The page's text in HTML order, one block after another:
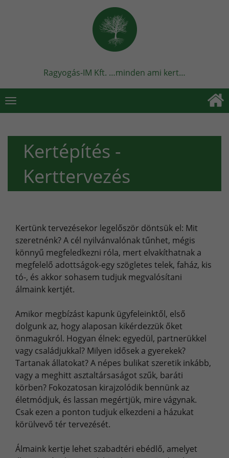
Ragyogás-IM Kft. …minden ami kert…
Toggle
navigation
Kertépítés -
Kerttervezés
Kertünk tervezésekor legelőször döntsük el: Mit
szeretnénk? A cél nyilvánvalónak tűnhet, mégis
könnyű megfeledkezni róla, mert elvakíthatnak a
megfelelő adottságok-egy szögletes telek, faház, kis
tó-, és akkor sohasem tudjuk megvalósítani
álmaink kertjét.
Amikor megbízást kapunk ügyfeleinktől, első
dolgunk az, hogy alaposan kikérdezzük őket
önmagukról. Hogyan élnek: egyedül, partnerükkel
vagy családjukkal? Milyen idősek a gyerekek?
Tartanak állatokat? A népes bulikat szeretik inkább,
vagy a meghitt asztaltársaságot szűk, baráti
körben? Fokozatosan kirajzolódik bennünk az
életmódjuk, és lassan megértjük, mire vágynak.
Csak ezen a ponton tudjuk elkezdeni a házukat
körülvevő tér tervezését.
Álmaink kertje lehet szabadtéri ebédlő, amelyet